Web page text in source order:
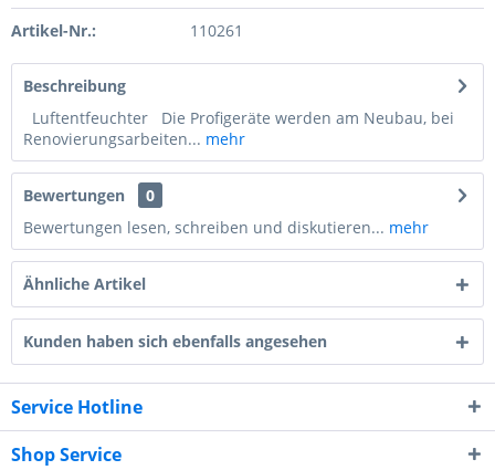
Artikel-Nr.: 110261
Beschreibung
Luftentfeuchter Die Profigeräte werden am Neubau, bei
Renovierungsarbeiten... mehr
Bewertungen
0
Bewertungen lesen, schreiben und diskutieren... mehr
Ähnliche Artikel
Kunden haben sich ebenfalls angesehen
Service Hotline
Shop Service